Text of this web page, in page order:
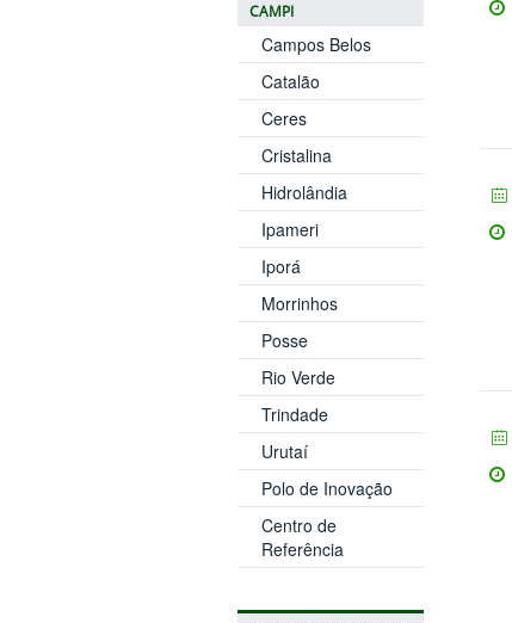
CAMPI
Campos Belos
Catalão
Ceres
Cristalina
Hidrolândia
Ipameri
Iporá
Morrinhos
Posse
Rio Verde
Trindade
Urutaí
Polo de Inovação
Centro de
Referência